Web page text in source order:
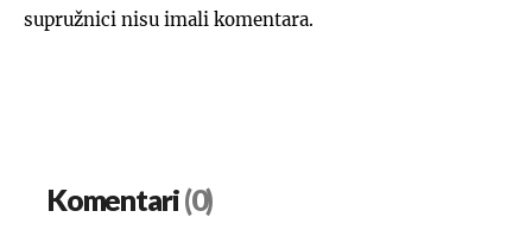
supružnici nisu imali komentara.
Komentari(0)